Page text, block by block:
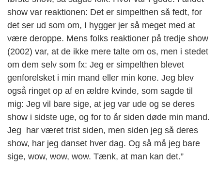
show var reaktionen: Det er simpelthen så fedt, for
det ser ud som om, I hygger jer så meget med at
være deroppe. Mens folks reaktioner på tredje show
(2002) var, at de ikke mere talte om os, men i stedet
om dem selv som fx: Jeg er simpelthen blevet
genforelsket i min mand eller min kone. Jeg blev
også ringet op af en ældre kvinde, som sagde til
mig: Jeg vil bare sige, at jeg var ude og se deres
show i sidste uge, og for to år siden døde min mand.
Jeg har været trist siden, men siden jeg så deres
show, har jeg danset hver dag. Og så må jeg bare
sige, wow, wow, wow. Tænk, at man kan det.”